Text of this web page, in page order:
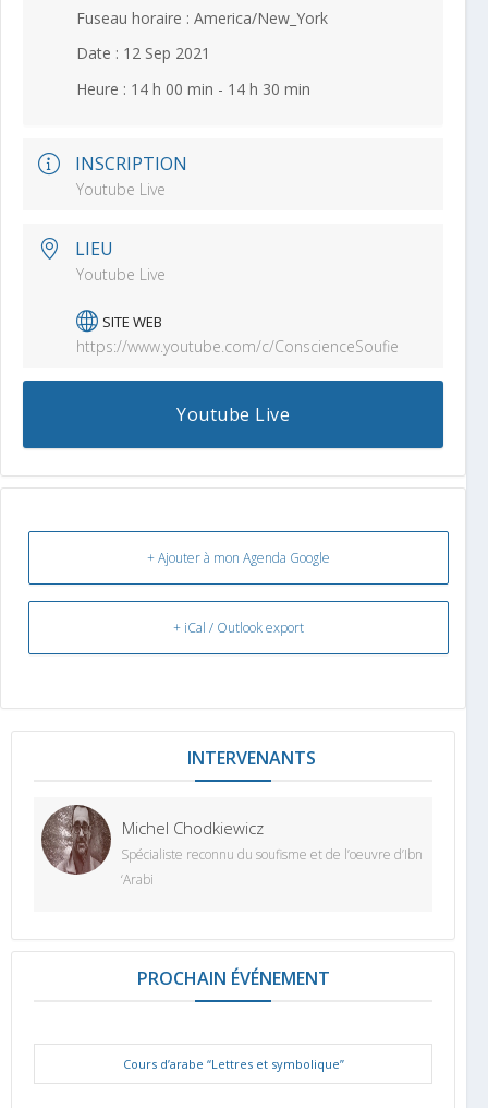
Fuseau horaire : America/New_York
Date : 12 Sep 2021
Heure : 14 h 00 min - 14 h 30 min
INSCRIPTION
Youtube Live
LIEU
Youtube Live
SITE WEB
https://www.youtube.com/c/ConscienceSoufie
Youtube Live
+ Ajouter à mon Agenda Google
+ iCal / Outlook export
INTERVENANT
Michel Chodkiewicz
Spécialiste reconnu du soufisme et de l’oeuvre d’Ibn
‘Arabi
PROCHAIN ÉVÉNEMENT
Cours d’arabe “Lettres et symbolique”